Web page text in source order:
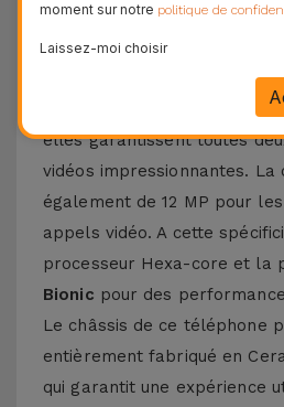
Présentation de l'iPhone 12
lancé en 2020 avec les
, mais
elles garantissent toutes
vidéos impressionnantes.
également de 12 MP pour
appels vidéo. A cette
processeur Hexa-core et la
Bionic pour des
Le châssis de ce téléphone
entièrement fabriqué en
qui garantit une expérience
moment sur notre politique de
Laissez-moi choisir